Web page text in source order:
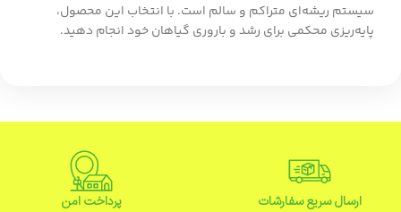
سیستم ریشه‌ای متراکم و سالم است. با انتخاب این محصول،
پایه‌ریزی محکمی برای رشد و باروری گیاهان خود انجام دهید.
ارسال سریع سفارشات پرداخت امن